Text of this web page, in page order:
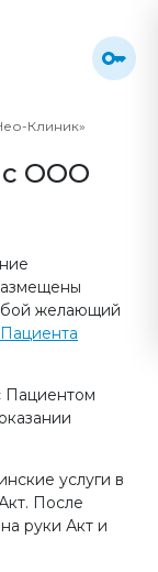
Клиник»
с ООО
желающий
Пациентом
услуги в
После
руки Акт и